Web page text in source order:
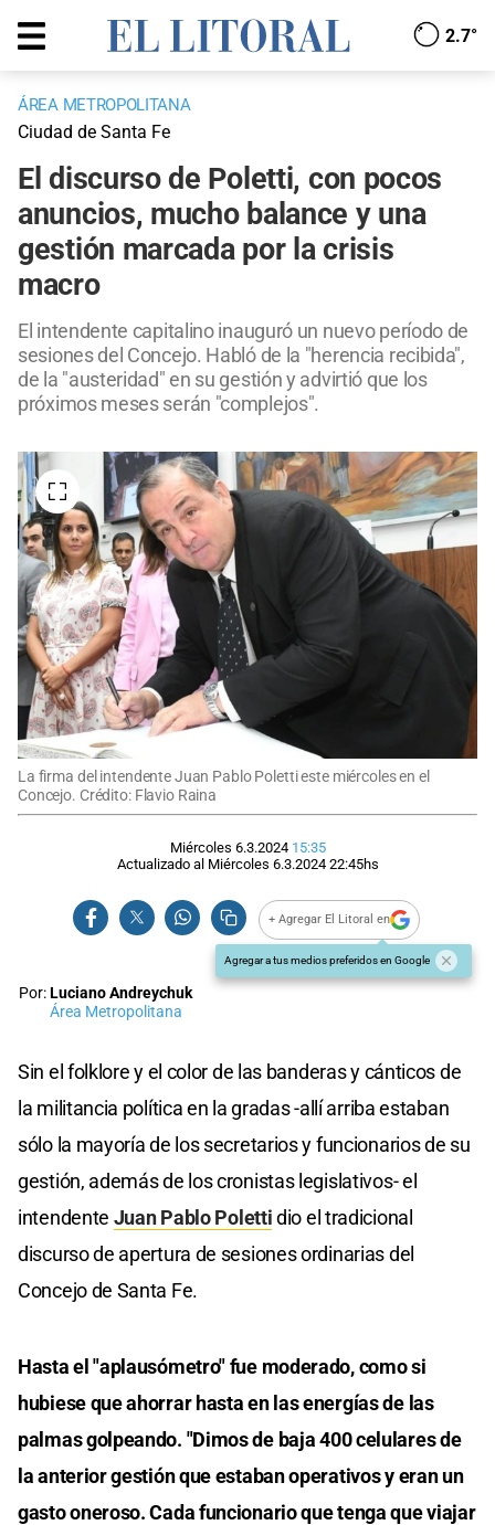
2.7°
ÁREA METROPOLITANA
Ciudad de Santa Fe
El discurso de Poletti, con pocos
anuncios, mucho balance y una
gestión marcada por la crisis
macro
El intendente capitalino inauguró un nuevo período de
sesiones del Concejo. Habló de la "herencia recibida",
de la "austeridad" en su gestión y advirtió que los
próximos meses serán "complejos".
La firma del intendente Juan Pablo Poletti este miércoles en el
Concejo. Crédito: Flavio Raina
Miércoles 6.3.2024 15:35
Actualizado al Miércoles 6.3.2024 22:45hs
+ Agregar El Litoral en
Agregar a tus medios preferidos en Google
Por:Luciano Andreychuk
Área Metropolitana
Sin el folklore y el color de las banderas y cánticos de
la militancia política en la gradas -allí arriba estaban
sólo la mayoría de los secretarios y funcionarios de su
gestión, además de los cronistas legislativos- el
intendente Juan Pablo Polettidio el tradicional
discurso de apertura de sesiones ordinarias del
Concejo de Santa Fe.
Hasta el "aplausómetro" fue moderado, como si
hubiese que ahorrar hasta en las energías de las
palmas golpeando. "Dimos de baja 400 celulares de
la anterior gestión que estaban operativos y eran un
gasto oneroso. Cada funcionario que tenga que viajar